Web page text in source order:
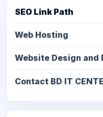
SEO Link Path
Web Hosting
Website Design and
Contact BD IT